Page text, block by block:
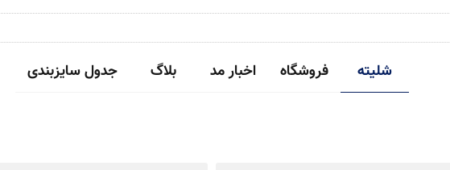
شلیته فروشگاه اخبار مد بلاگ جدول سایزبندی